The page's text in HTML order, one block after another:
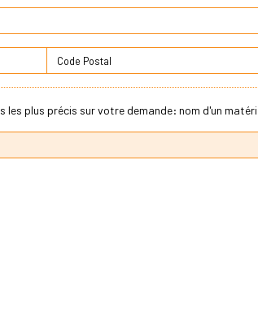
les plus précis sur votre demande: nom d'un